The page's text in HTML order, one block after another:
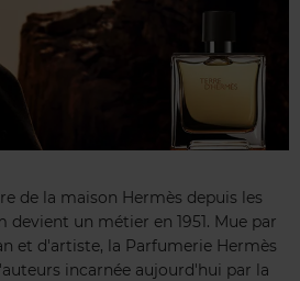
de la maison Hermès depuis les
devient un métier en 1951. Mue par
et d'artiste, la Parfumerie Hermès
incarnée aujourd'hui par la